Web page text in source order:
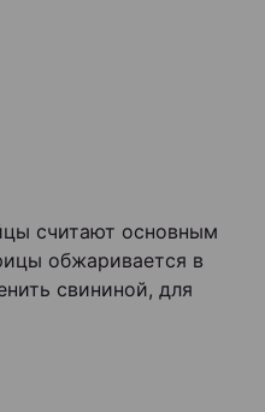
считают основным
обжаривается в
свининой, для